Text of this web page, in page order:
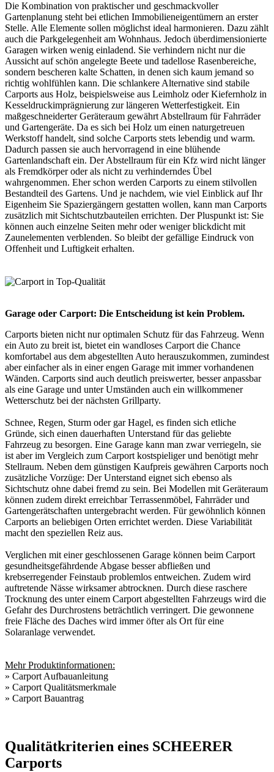
Die Kombination von praktischer und geschmackvoller
Gartenplanung steht bei etlichen Immobilieneigentümern an erster
Stelle. Alle Elemente sollen möglichst ideal harmonieren. Dazu zählt
auch die Parkgelegenheit am Wohnhaus. Jedoch überdimensionierte
Garagen wirken wenig einladend. Sie verhindern nicht nur die
Aussicht auf schön angelegte Beete und tadellose Rasenbereiche,
sondern bescheren kalte Schatten, in denen sich kaum jemand so
richtig wohlfühlen kann. Die schlankere Alternative sind stabile
Carports aus Holz, beispielsweise aus Leimholz oder Kiefernholz in
Kesseldruckimprägnierung zur längeren Wetterfestigkeit. Ein
maßgeschneiderter Geräteraum gewährt Abstellraum für Fahrräder
und Gartengeräte. Da es sich bei Holz um einen naturgetreuen
Werkstoff handelt, sind solche Carports stets lebendig und warm.
Dadurch passen sie auch hervorragend in eine blühende
Gartenlandschaft ein. Der Abstellraum für ein Kfz wird nicht länger
als Fremdkörper oder als nicht zu verhinderndes Übel
wahrgenommen. Eher schon werden Carports zu einem stilvollen
Bestandteil des Gartens. Und je nachdem, wie viel Einblick auf Ihr
Eigenheim Sie Spaziergängern gestatten wollen, kann man Carports
zusätzlich mit Sichtschutzbauteilen errichten. Der Pluspunkt ist: Sie
können auch einzelne Seiten mehr oder weniger blickdicht mit
Zaunelementen verblenden. So bleibt der gefällige Eindruck von
Offenheit und Luftigkeit erhalten.
Garage oder Carport: Die Entscheidung ist kein Problem.
Carports bieten nicht nur optimalen Schutz für das Fahrzeug. Wenn
ein Auto zu breit ist, bietet ein wandloses Carport die Chance
komfortabel aus dem abgestellten Auto herauszukommen, zumindest
aber einfacher als in einer engen Garage mit immer vorhandenen
Wänden. Carports sind auch deutlich preiswerter, besser anpassbar
als eine Garage und unter Umständen auch ein willkommener
Wetterschutz bei der nächsten Grillparty.
Schnee, Regen, Sturm oder gar Hagel, es finden sich etliche
Gründe, sich einen dauerhaften Unterstand für das geliebte
Fahrzeug zu besorgen. Eine Garage kann man zwar verriegeln, sie
ist aber im Vergleich zum Carport kostspieliger und benötigt mehr
Stellraum. Neben dem günstigen Kaufpreis gewähren Carports noch
zusätzliche Vorzüge: Der Unterstand eignet sich ebenso als
Sichtschutz ohne dabei fremd zu sein. Bei Modellen mit Geräteraum
können zudem direkt erreichbar Terrassenmöbel, Fahrräder und
Gartengerätschaften untergebracht werden. Für gewöhnlich können
Carports an beliebigen Orten errichtet werden. Diese Variabilität
macht den speziellen Reiz aus.
Verglichen mit einer geschlossenen Garage können beim Carport
gesundheitsgefährdende Abgase besser abfließen und
krebserregender Feinstaub problemlos entweichen. Zudem wird
auftretende Nässe wirksamer abtrocknen. Durch diese raschere
Trocknung des unter einem Carport abgestellten Fahrzeugs wird die
Gefahr des Durchrostens beträchtlich verringert. Die gewonnene
freie Fläche des Daches wird immer öfter als Ort für eine
Solaranlage verwendet.
Mehr Produktinformationen:
» Carport Aufbauanleitung
» Carport Qualitätsmerkmale
» Carport Bauantrag
Qualitätkriterien eines SCHEERER
Carports